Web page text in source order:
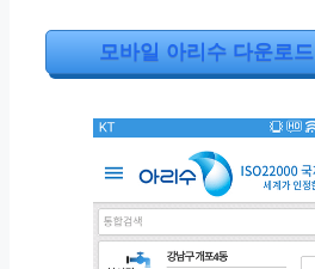
모바일 아리수 다운로드